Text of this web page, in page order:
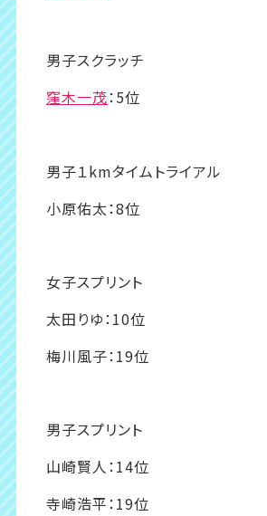
男子スクラッチ
窪木一茂：5位
男子１kmタイムトライアル
小原佑太：8位
女子スプリント
太田りゆ：10位
梅川風子：19位
男子スプリント
山崎賢人：14位
寺崎浩平：19位